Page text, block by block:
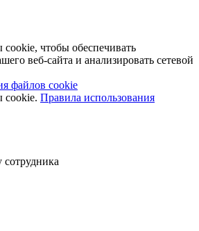
чтобы обеспечивать
веб-сайта и анализировать сетевой
файлов cookie
cookie. Правила использования